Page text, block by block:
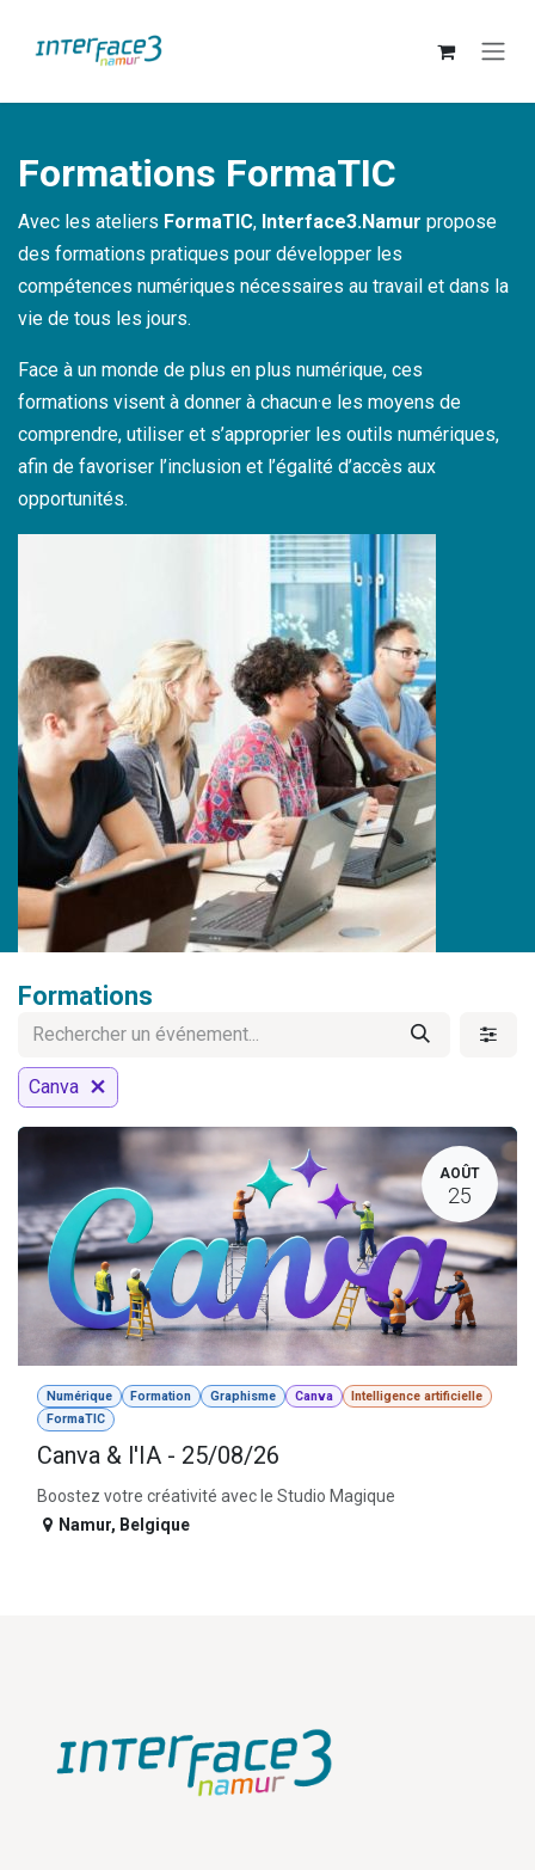
Formations FormaTIC
Avec les ateliers FormaTIC, Interface3.Namur propose
des formations pratiques pour développer les
compétences numériques nécessaires au travail et dans la
vie de tous les jours.
Face à un monde de plus en plus numérique, ces
formations visent à donner à chacun·e les moyens de
comprendre, utiliser et s’approprier les outils numériques,
afin de favoriser l’inclusion et l’égalité d’accès aux
opportunités.
Formations
Canva
AOÛT
25
Numérique Formation Graphisme Canva
Intelligence artificielle
FormaTIC
Canva & l'IA - 25/08/26
Boostez votre créativité avec le Studio Magique
Namur, Belgique